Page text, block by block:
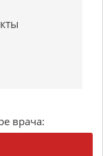
врача: